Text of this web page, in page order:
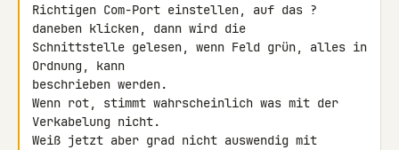
Richtigen Com-Port einstellen, auf das ?
daneben klicken, dann wird die
Schnittstelle gelesen, wenn Feld grün, alles in
Ordnung, kann
beschrieben werden.
Wenn rot, stimmt wahrscheinlich was mit der
Verkabelung nicht.
Weiß jetzt aber grad nicht auswendig mit